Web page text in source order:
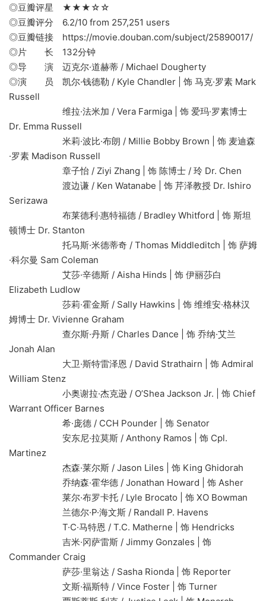
◎豆瓣评星 ★★★☆☆
◎豆瓣评分 6.2/10 from 257,251 users
◎豆瓣链接 https://movie.douban.com/subject/25890017/
◎片 长 132分钟
◎导 演 迈克尔·道赫蒂 / Michael Dougherty
◎演 员 凯尔·钱德勒 / Kyle Chandler | 饰 马克·罗素 Mark
Russell
维拉·法米加 / Vera Farmiga | 饰 爱玛·罗素博士
Dr. Emma Russell
米莉·波比·布朗 / Millie Bobby Brown | 饰 麦迪森
·罗素 Madison Russell
章子怡 / Ziyi Zhang | 饰 陈博士 / 玲 Dr. Chen
渡边谦 / Ken Watanabe | 饰 芹泽教授 Dr. Ishiro
Serizawa
布莱德利·惠特福德 / Bradley Whitford | 饰 斯坦
顿博士 Dr. Stanton
托马斯·米德蒂奇 / Thomas Middleditch | 饰 萨姆
·科尔曼 Sam Coleman
艾莎·辛德斯 / Aisha Hinds | 饰 伊丽莎白
Elizabeth Ludlow
莎莉·霍金斯 / Sally Hawkins | 饰 维维安·格林汉
姆博士 Dr. Vivienne Graham
查尔斯·丹斯 / Charles Dance | 饰 乔纳·艾兰
Jonah Alan
大卫·斯特雷泽恩 / David Strathairn | 饰 Admiral
William Stenz
小奥谢拉·杰克逊 / O’Shea Jackson Jr. | 饰 Chief
Warrant Officer Barnes
希·庞德 / CCH Pounder | 饰 Senator
安东尼·拉莫斯 / Anthony Ramos | 饰 Cpl.
Martinez
杰森·莱尔斯 / Jason Liles | 饰 King Ghidorah
乔纳森·霍华德 / Jonathan Howard | 饰 Asher
莱尔·布罗卡托 / Lyle Brocato | 饰 XO Bowman
兰德尔·P·海文斯 / Randall P. Havens
T·C·马特恩 / T.C. Matherne | 饰 Hendricks
吉米·冈萨雷斯 / Jimmy Gonzales | 饰
Commander Craig
萨莎·里翁达 / Sasha Rionda | 饰 Reporter
文斯·福斯特 / Vince Foster | 饰 Turner